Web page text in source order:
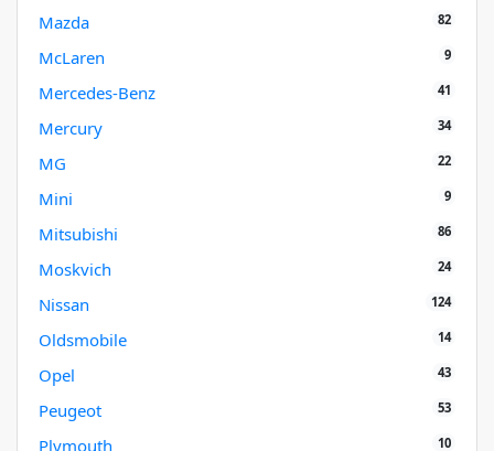
Mazda 82
McLaren 9
Mercedes-Benz 41
Mercury 34
MG 22
Mini 9
Mitsubishi 86
Moskvich 24
Nissan 124
Oldsmobile 14
Opel 43
Peugeot 53
Plymouth 10